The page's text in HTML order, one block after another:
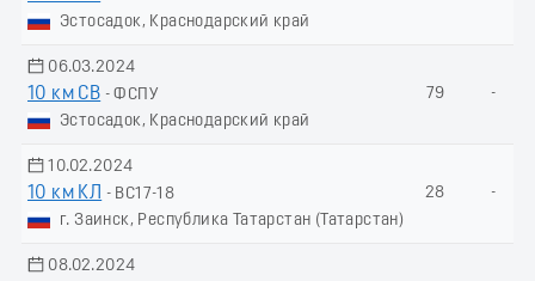
Эстосадок, Краснодарский край
06.03.2024
10 км СВ - ФСПУ
Эстосадок, Краснодарский край
79 -
10.02.2024
10 км КЛ
- ВС17-18
г. Заинск, Республика Татарстан (Татарстан)
28 -
08.02.2024